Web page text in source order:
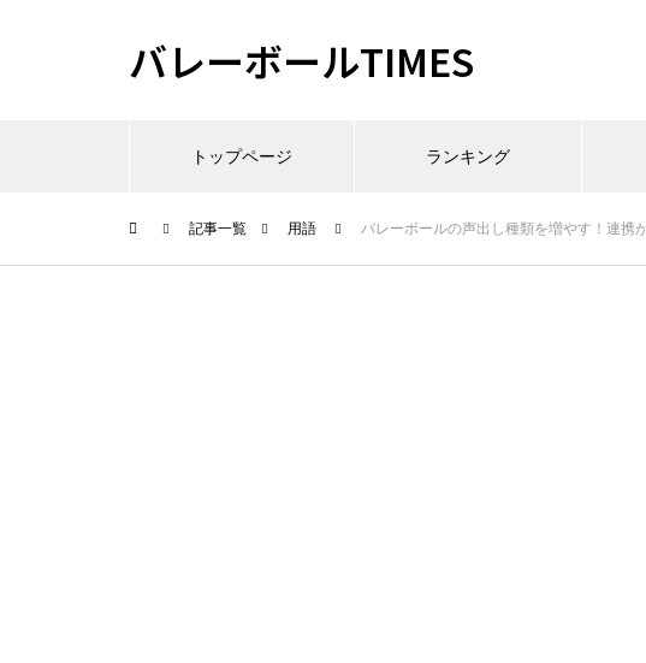
バレーボールTIMES
トップページ ランキング
記事一覧 用語 バレーボールの声出し種類を増やす！連携